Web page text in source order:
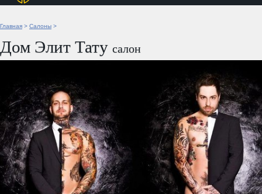
Главная > Салоны >
Дом Элит Тату салон